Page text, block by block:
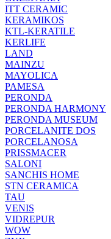
ITT CERAMIC
KERAMIKOS
KTL-KERATILE
KERLIFE
LAND
MAINZU
MAYOLICA
PAMESA
PERONDA
PERONDA HARMONY
PERONDA MUSEUM
PORCELANITE DOS
PORCELANOSA
PRISSMACER
SALONI
SANCHIS HOME
STN CERAMICA
TAU
VENIS
VIDREPUR
WOW